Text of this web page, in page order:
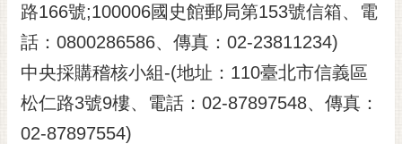
路166號;100006國史館郵局第153號信箱、電
話：0800286586、傳真：02-23811234)
中央採購稽核小組-(地址：110臺北市信義區
松仁路3號9樓、電話：02-87897548、傳真：
02-87897554)